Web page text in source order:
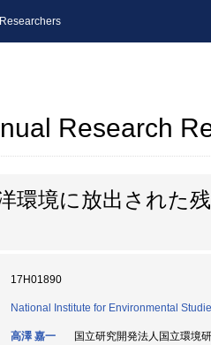
Research
環境に放出された
17H01890
National Institute for Environmental
高澤 嘉一 国立研究開発法人国立環境